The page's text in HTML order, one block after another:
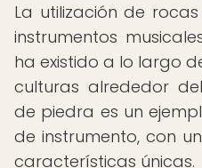
La utilización de
instrumentos
ha existido a lo largo
culturas alrededor
de piedra es un
de instrumento, con
características únicas.